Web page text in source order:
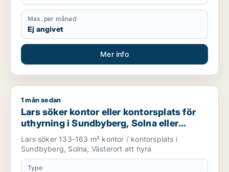
Max. per månad
Ej angivet
Mer info
Lars söker kontor eller kontorsplats för uthyrning i
1 mån sedan
Lars söker kontor eller kontorsplats för
uthyrning i Sundbyberg, Solna eller
Västerort
Lars söker 133-163 m² kontor / kontorsplats i
Sundbyberg, Solna, Västerort att hyra
Type